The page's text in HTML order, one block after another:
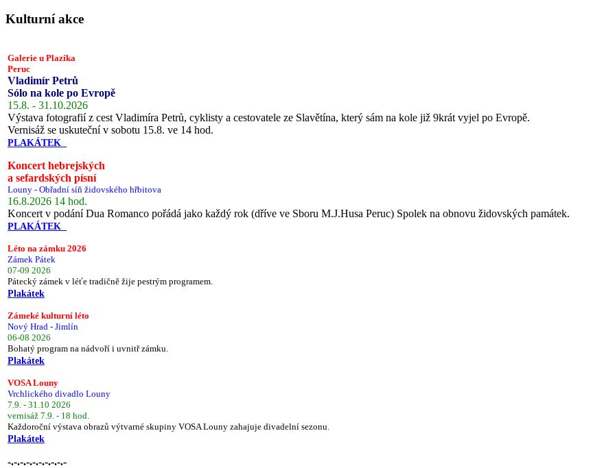
Kulturní akce
Galerie u Plazíka
Peruc
Vladimír Petrů
Sólo na kole po Evropě
15.8. - 31.10.2026
Výstava fotografií z cest Vladimíra Petrů, cyklisty a cestovatele ze Slavětína, který sám na kole již 9krát vyjel po Evropě.
Vernisáž se uskuteční v sobotu 15.8. ve 14 hod.
PLAKÁTEK
Koncert hebrejských
a sefardských písní
Louny - Obřadní síň židovského hřbitova
16.8.2026 14 hod.
Koncert v podání Dua Romanco pořádá jako každý rok (dříve ve Sboru M.J.Husa Peruc) Spolek na obnovu židovských památek.
PLAKÁTEK
Léto na zámku 2026
Zámek Pátek
07-09 2026
Pátecký zámek v léťe tradičně žije pestrým programem.
Plakátek
Zámeké kulturní léto
Nový Hrad - Jimlín
06-08 2026
Bohatý program na nádvoří i uvnitř zámku.
Plakátek
VOSA Louny
Vrchlického divadlo Louny
7.9. - 31.10 2026
vernisáž 7.9. - 18 hod.
Každoroční výstava obrazů výtvarné skupiny VOSA Louny zahajuje divadelní sezonu.
Plakátek
-.-.-.-.-.-.-.-.-.-